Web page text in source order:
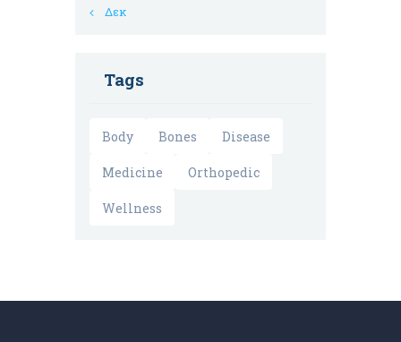
« Δεκ
Tags
Body Bones Disease
Medicine Orthopedic
Wellness